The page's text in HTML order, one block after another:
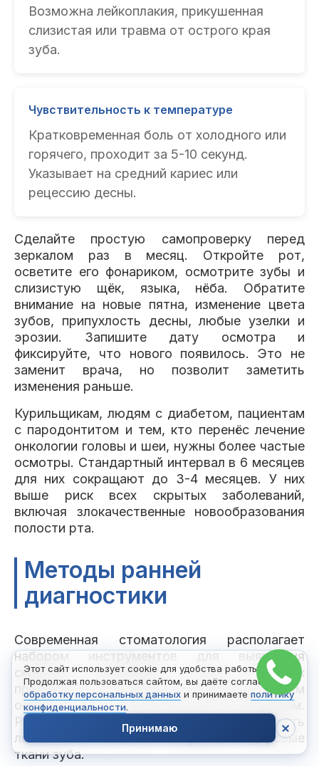
Возможна лейкоплакия, прикушенная
слизистая или травма от острого края
зуба.
Чувствительность к температуре
Кратковременная боль от холодного или
горячего, проходит за 5-10 секунд.
Указывает на средний кариес или
рецессию десны.
Сделайте простую самопроверку перед
зеркалом раз в месяц. Откройте рот,
осветите его фонариком, осмотрите зубы и
слизистую щёк, языка, нёба. Обратите
внимание на новые пятна, изменение цвета
зубов, припухлость десны, любые узелки и
эрозии. Запишите дату осмотра и
фиксируйте, что нового появилось. Это не
заменит врача, но позволит заметить
изменения раньше.
Курильщикам, людям с диабетом, пациентам
с пародонтитом и тем, кто перенёс лечение
онкологии головы и шеи, нужны более частые
осмотры. Стандартный интервал в 6 месяцев
для них сокращают до 3-4 месяцев. У них
выше риск всех скрытых заболеваний,
включая злокачественные новообразования
полости рта.
Методы ранней
диагностики
Современная стоматология располагает
набором инструментов для выявления
скрытых поражений. Часть из них
применяется на каждом профилактическом
осмотре, часть подключают по показаниям.
Ранняя диагностика снижает стоимость
лечения в 3-5 раз и сохраняет здоровые
ткани зуба.
Этот сайт использует cookie для удобства работы.
Продолжая пользоваться сайтом, вы даёте согласие на
обработку персональных данных и принимаете политику
конфиденциальности.
Принимаю